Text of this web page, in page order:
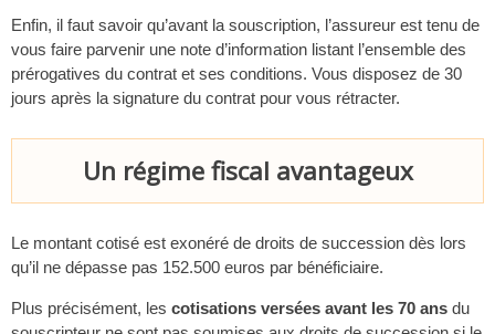
Enfin, il faut savoir qu’avant la souscription, l’assureur est tenu de
vous faire parvenir une note d’information listant l’ensemble des
prérogatives du contrat et ses conditions. Vous disposez de 30
jours après la signature du contrat pour vous rétracter.
Un régime fiscal avantageux
Le montant cotisé est exonéré de droits de succession dès lors
qu’il ne dépasse pas 152.500 euros par bénéficiaire.
Plus précisément, les cotisations versées avant les 70 ans du